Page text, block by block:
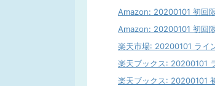
Amazon: 20200101 初回
Amazon: 20200101 初回
楽天市場: 20200101 ラ
楽天ブックス: 20200101
楽天ブックス: 20200101